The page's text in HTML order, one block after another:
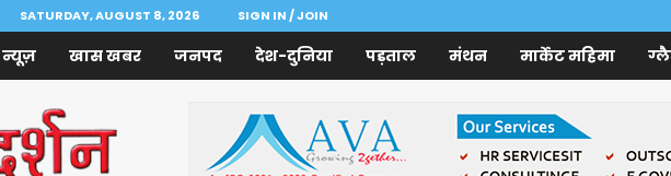
SATURDAY, AUGUST 8, 2026 SIGN IN / JOIN
खास खबर जनपद देश-दुनिया पड़ताल मंथन मार्केट महिमा